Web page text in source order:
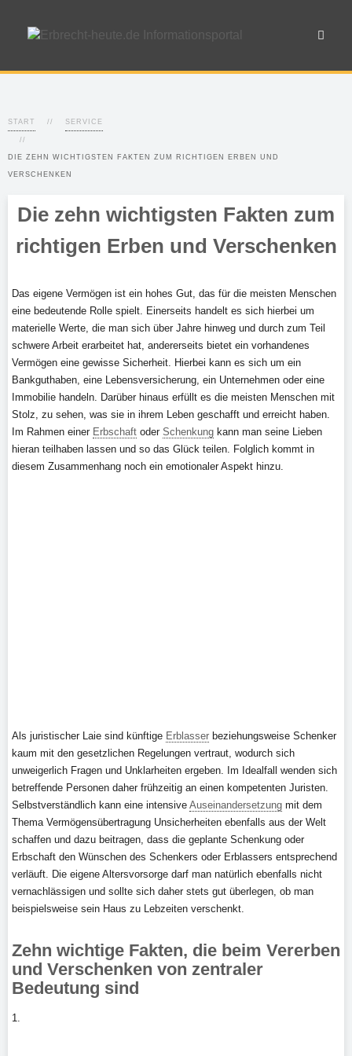
START SERVICE
DIE ZEHN WICHTIGSTEN FAKTEN ZUM RICHTIGEN ERBEN UND
VERSCHENKEN
Die zehn wichtigsten Fakten zum
richtigen Erben und Verschenken
Das eigene Vermögen ist ein hohes Gut, das für die meisten Menschen
eine bedeutende Rolle spielt. Einerseits handelt es sich hierbei um
materielle Werte, die man sich über Jahre hinweg und durch zum Teil
schwere Arbeit erarbeitet hat, andererseits bietet ein vorhandenes
Vermögen eine gewisse Sicherheit. Hierbei kann es sich um ein
Bankguthaben, eine Lebensversicherung, ein Unternehmen oder eine
Immobilie handeln. Darüber hinaus erfüllt es die meisten Menschen mit
Stolz, zu sehen, was sie in ihrem Leben geschafft und erreicht haben.
Im Rahmen einer Erbschaft oder Schenkung kann man seine Lieben
hieran teilhaben lassen und so das Glück teilen. Folglich kommt in
diesem Zusammenhang noch ein emotionaler Aspekt hinzu.
Als juristischer Laie sind künftige Erblasser beziehungsweise Schenker
kaum mit den gesetzlichen Regelungen vertraut, wodurch sich
unweigerlich Fragen und Unklarheiten ergeben. Im Idealfall wenden sich
betreffende Personen daher frühzeitig an einen kompetenten Juristen.
Selbstverständlich kann eine intensive Auseinandersetzung mit dem
Thema Vermögensübertragung Unsicherheiten ebenfalls aus der Welt
schaffen und dazu beitragen, dass die geplante Schenkung oder
Erbschaft den Wünschen des Schenkers oder Erblassers entsprechend
verläuft. Die eigene Altersvorsorge darf man natürlich ebenfalls nicht
vernachlässigen und sollte sich daher stets gut überlegen, ob man
beispielsweise sein Haus zu Lebzeiten verschenkt.
Zehn wichtige Fakten, die beim Vererben
und Verschenken von zentraler
Bedeutung sind
1.